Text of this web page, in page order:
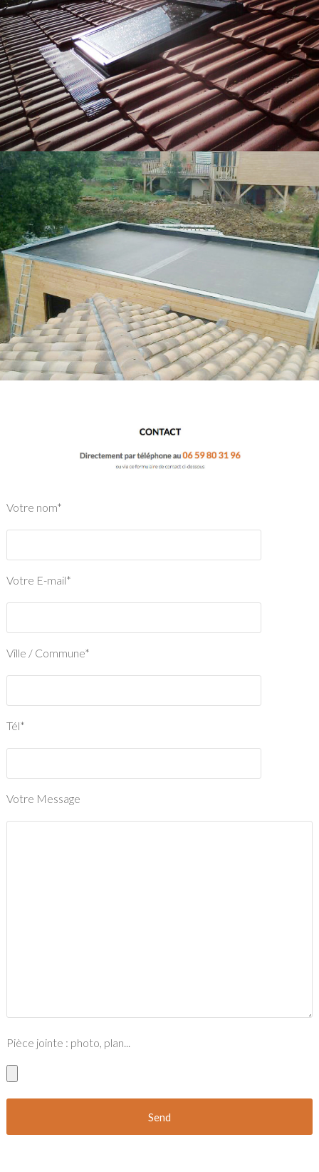
Votre nom*
Votre E-mail*
Ville / Commune*
Tél*
Votre Message
Pièce jointe : photo, plan...